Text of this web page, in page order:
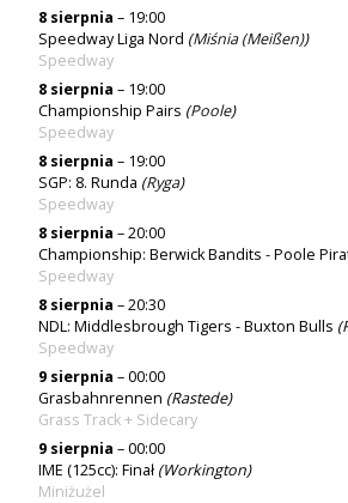
8 sierpnia – 19:00
Speedway Liga Nord (Miśnia (Meißen))
Speedway
8 sierpnia – 19:00
Championship Pairs (Poole)
Speedway
8 sierpnia – 19:00
SGP: 8. Runda (Ryga)
Speedway
8 sierpnia – 20:00
Championship: Berwick Bandits - Poole
Speedway
8 sierpnia – 20:30
NDL: Middlesbrough Tigers - Buxton Bulls
Speedway
9 sierpnia – 00:00
Grasbahnrennen (Rastede)
Grass Track + Sidecary
9 sierpnia – 00:00
IME (125cc): Finał(Workington)
Miniżużel